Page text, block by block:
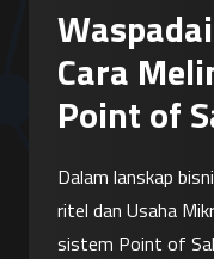
Cara
Point of
Dalam lanskap
ritel dan Usaha
sistem Point of